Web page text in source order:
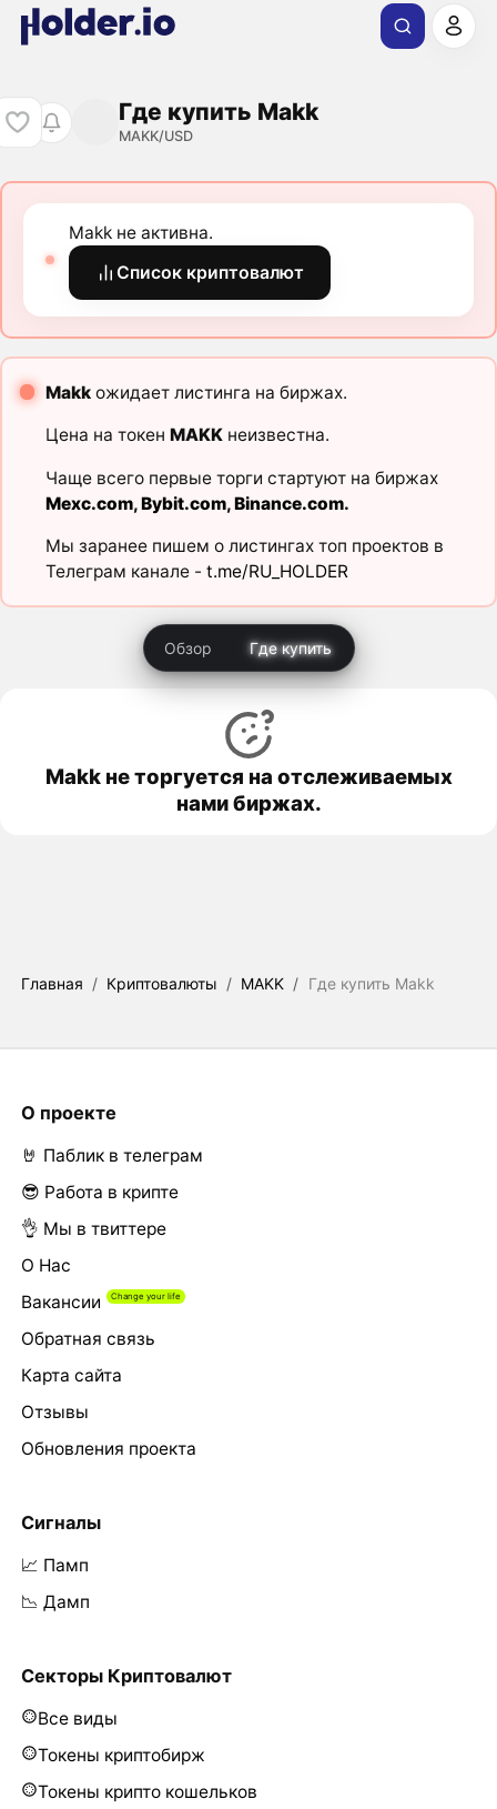
Где купить Makk
MAKK/USD
Makk не активна.
Список криптовалют
Makkожидает листинга на биржах.
Цена на токен MAKKнеизвестна.
Чаще всего первые торги стартуют на биржах
Mexc.com,Bybit.com,Binance.com.
Мы заранее пишем о листингах топ проектов в
Телеграм канале - t.me/RU_HOLDER
Обзор Где купить
Makk не торгуется на отслеживаемых
нами биржах.
Главная / Криптовалюты / MAKK / Где купить Makk
О проекте
🤘 Паблик в телеграм
😎 Работа в крипте
👌 Мы в твиттере
О Нас
Вакансии
Обратная связь
Карта сайта
Отзывы
Обновления проекта
Сигналы
📈 Памп
📉 Дамп
Секторы Криптовалют
Все виды
Токены криптобирж
Токены крипто кошельков